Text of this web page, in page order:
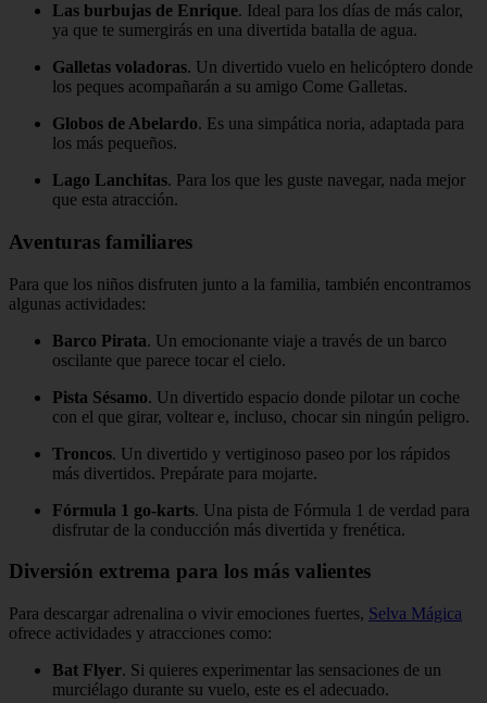
Las burbujas de Enrique. Ideal para los días de más calor,
ya que te sumergirás en una divertida batalla de agua.
Galletas voladoras. Un divertido vuelo en helicóptero donde
los peques acompañarán a su amigo Come Galletas.
Globos de Abelardo. Es una simpática noria, adaptada para
los más pequeños.
Lago Lanchitas. Para los que les guste navegar, nada mejor
que esta atracción.
Aventuras familiares
Para que los niños disfruten junto a la familia, también encontramos
algunas actividades:
Barco Pirata. Un emocionante viaje a través de un barco
oscilante que parece tocar el cielo.
Pista Sésamo. Un divertido espacio donde pilotar un coche
con el que girar, voltear e, incluso, chocar sin ningún peligro.
Troncos. Un divertido y vertiginoso paseo por los rápidos
más divertidos. Prepárate para mojarte.
Fórmula 1 go-karts. Una pista de Fórmula 1 de verdad para
disfrutar de la conducción más divertida y frenética.
Diversión extrema para los más valientes
Para descargar adrenalina o vivir emociones fuertes, Selva Mágica
ofrece actividades y atracciones como:
Bat Flyer. Si quieres experimentar las sensaciones de un
murciélago durante su vuelo, este es el adecuado.